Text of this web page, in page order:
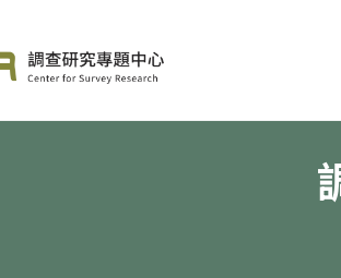
—方法與應用期刊